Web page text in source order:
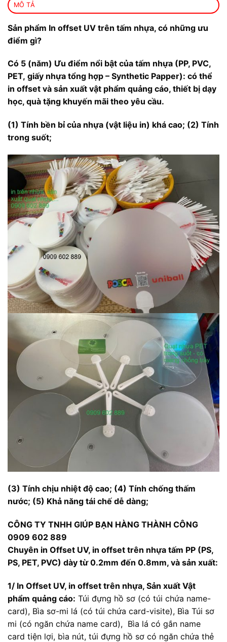
MÔ TẢ
Sản phẩm In offset UV trên tấm nhựa, có những ưu
điểm gì?
Có 5 (năm) Ưu điểm nổi bật của tấm nhựa (PP, PVC,
PET, giấy nhựa tổng hợp – Synthetic Papper): có thể
in offset và sản xuất vật phẩm quảng cáo, thiết bị dạy
học, quà tặng khuyến mãi theo yêu cầu.
(1) Tính bền bỉ của nhựa (vật liệu in) khá cao; (2) Tính
trong suốt;
(3) Tính chịu nhiệt độ cao; (4) Tính chống thấm
nước; (5) Khả năng tái chế dễ dàng;
CÔNG TY TNHH GIÚP BẠN HÀNG THÀNH CÔNG
0909 602 889
Chuyên in Offset UV, in offset trên nhựa tấm PP (PS,
PS, PET, PVC) dày từ 0.2mm đến 0.8mm, và sản xuất:
1/ In Offset UV, in offset trên nhựa, Sản xuất Vật
phẩm quảng cáo: Túi đựng hồ sơ (có túi chứa name-
card), Bìa sơ-mi lá (có túi chứa card-visite), Bìa Túi sơ
mi (có ngăn chứa name card), Bìa lá có gắn name
card tiện lợi, bìa nút, túi đựng hồ sơ có ngăn chứa thẻ